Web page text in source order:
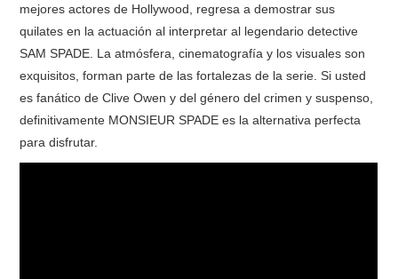
mejores actores de Hollywood, regresa a demostrar sus
quilates en la actuación al interpretar al legendario detective
SAM SPADE. La atmósfera, cinematografía y los visuales son
exquisitos, forman parte de las fortalezas de la serie. Si usted
es fanático de Clive Owen y del género del crimen y suspenso,
definitivamente MONSIEUR SPADE es la alternativa perfecta
para disfrutar.